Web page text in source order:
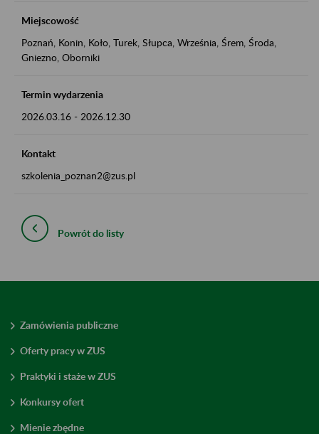
Miejscowość
Poznań, Konin, Koło, Turek, Słupca, Września, Śrem, Środa,
Gniezno, Oborniki
Termin wydarzenia
2026.03.16 - 2026.12.30
Kontakt
szkolenia_poznan2@zus.pl
Powrót do listy
Zamówienia publiczne
Oferty pracy w ZUS
Praktyki i staże w ZUS
Konkursy ofert
Mienie zbędne